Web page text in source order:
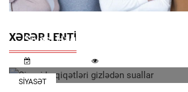
XƏBƏR LENTI
SIYASƏT
Siyasi Həqiqətləri Gizlədən Suallar